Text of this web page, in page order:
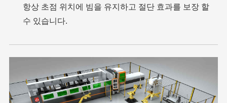
항상 초점 위치에 빔을 유지하고 절단 효과를 보장 할
수 있습니다.